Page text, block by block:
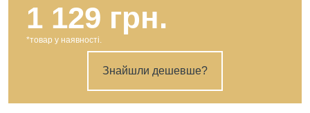
1 129 грн.
*товар у наявності.
Знайшли дешевше?